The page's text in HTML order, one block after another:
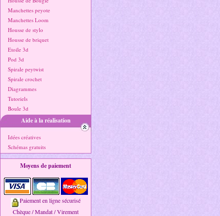
Manchettes peyote
Manchettes Loom
Housse de stylo
Housse de briquet
Etoile 3d
Pod 3d
Spirale peytwist
Spirale crochet
Diagrammes
Tutoriels
Boule 3d
Aide à la réalisation
Idées créatives
Schémas gratuits
Moyens de paiement
Paiement en ligne sécurisé
Chèque / Mandat / Virement